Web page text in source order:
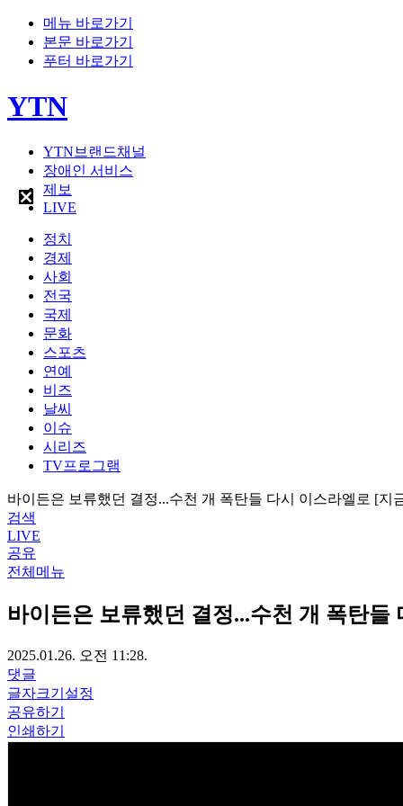
메뉴 바로가기
본문 바로가기
푸터 바로가기
YTN
YTN브랜드채널
장애인 서비스
제보
LIVE
정치
경제
사회
전국
국제
문화
스포츠
연예
비즈
날씨
이슈
시리즈
TV프로그램
바이든은 보류했던 결정...수천 개 폭탄들 다시 이스라엘로 [지
검색
LIVE
공유
전체메뉴
바이든은 보류했던 결정...수천 개 폭탄
2025.01.26. 오전 11:28.
댓글
글자크기설정
공유하기
인쇄하기